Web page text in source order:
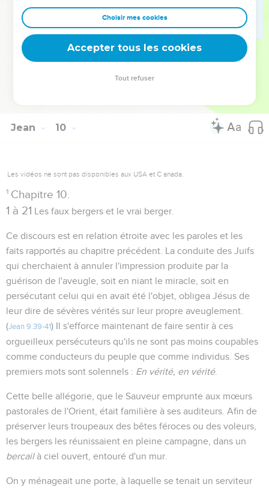
L'aveugle qui se dit voyant, le malade qui se dit en santé,
Matthieu 9.12) le pauvre qui se dit riche, (Apocalypse 3.17) n'iront
jamais puiser à la source de la délivrance.
Jean 10
Les vidéos ne sont pas disponibles aux USA et C anada.
1 Chapitre 10.
1 à 21 Les faux bergers et le vrai berger.
Ce discours est en relation étroite avec les paroles et les
faits rapportés au chapitre précédent. La conduite des Juifs
qui cherchaient à annuler l'impression produite par la
guérison de l'aveugle, soit en niant le miracle, soit en
persécutant celui qui en avait été l'objet, obligea Jésus de
leur dire de sévères vérités sur leur propre aveuglement.
(Jean 9.39-41) Il s'efforce maintenant de faire sentir à ces
orgueilleux persécuteurs qu'ils ne sont pas moins coupables
comme conducteurs du peuple que comme individus. Ses
premiers mots sont solennels : En vérité, en vérité.
Cette belle allégorie, que le Sauveur emprunte aux mœurs
pastorales de l'Orient, était familière à ses auditeurs. Afin de
préserver leurs troupeaux des bêtes féroces ou des voleurs,
les bergers les réunissaient en pleine campagne, dans un
bercailà ciel ouvert, entouré d'un mur.
On y ménageait une porte, à laquelle se tenait un serviteur
Choisir mes cookies
Accepter tous les cookies
Tout refuser